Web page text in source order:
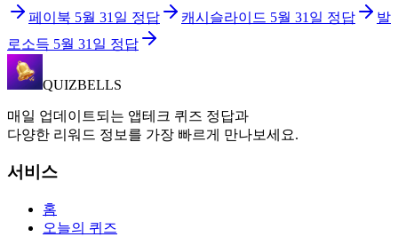
페이북 5월 31일 정답 캐시슬라이드 5월 31일 정답
발
로소득 5월 31일 정답
QUIZBELLS
매일 업데이트되는 앱테크 퀴즈 정답과
다양한 리워드 정보를 가장 빠르게 만나보세요.
서비스
홈
오늘의 퀴즈